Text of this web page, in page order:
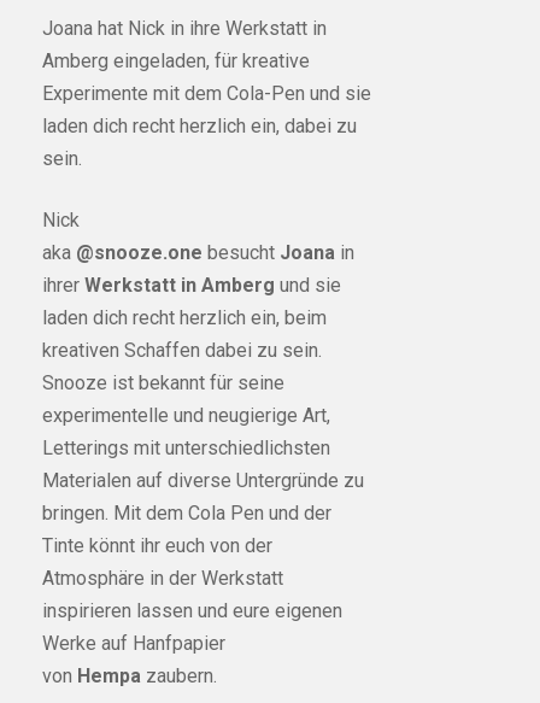
Joana hat Nick in ihre Werkstatt in
Amberg eingeladen, für kreative
Experimente mit dem Cola-Pen und sie
laden dich recht herzlich ein, dabei zu
sein.
Nick
aka @snooze.one besucht Joana in
ihrer Werkstatt in Amberg und sie
laden dich recht herzlich ein, beim
kreativen Schaffen dabei zu sein.
Snooze ist bekannt für seine
experimentelle und neugierige Art,
Letterings mit unterschiedlichsten
Materialen auf diverse Untergründe zu
bringen. Mit dem Cola Pen und der
Tinte könnt ihr euch von der
Atmosphäre in der Werkstatt
inspirieren lassen und eure eigenen
Werke auf Hanfpapier
von Hempa zaubern.